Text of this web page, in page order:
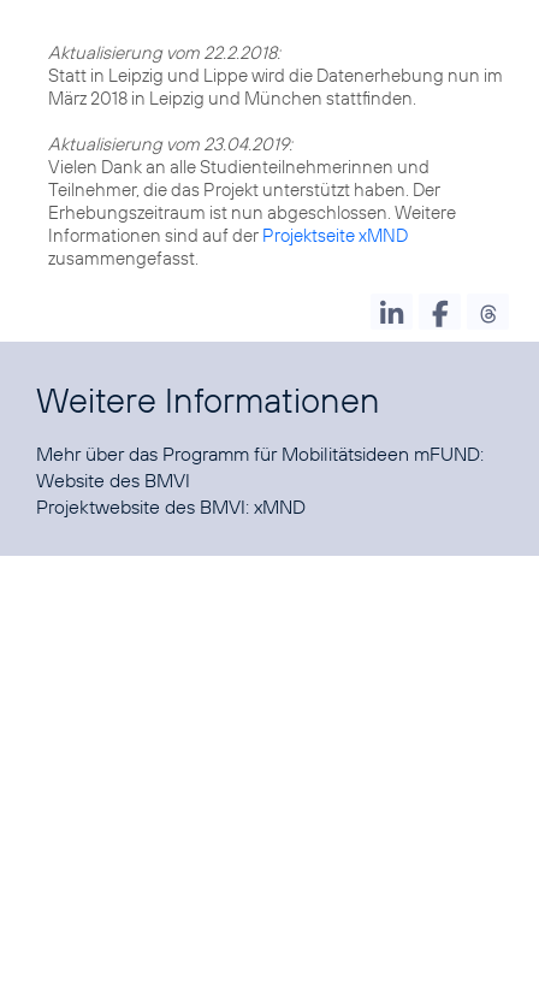
Aktualisierung vom 22.2.2018:
Statt in Leipzig und Lippe wird die Datenerhebung nun im
März 2018 in Leipzig und München stattfinden.
Aktualisierung vom 23.04.2019:
Vielen Dank an alle Studienteilnehmerinnen und
Teilnehmer, die das Projekt unterstützt haben. Der
Erhebungszeitraum ist nun abgeschlossen. Weitere
Informationen sind auf der Projektseite xMND
zusammengefasst.
Weitere Informationen
Mehr über das Programm für Mobilitätsideen mFUND:
Website des BMVI
Projektwebsite des BMVI: xMND